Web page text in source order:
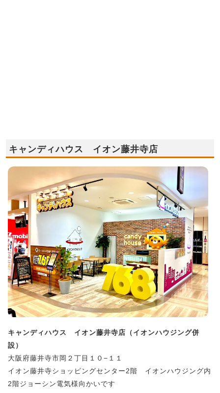
キャンディハウス イオン藤井寺店
キャンディハウス イオン藤井寺店（イオンハウジング併
設）
大阪府藤井寺市岡２丁目１０−１１
イオン藤井寺ショッピングセンター2階 イオンハウジング内
2階ジョーシン電気様向かいです